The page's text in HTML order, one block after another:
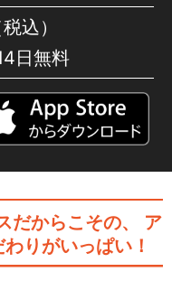
ジカル『刀剣乱舞』 in
社
ジカル『刀剣乱舞』
光 単騎出陣2…
カル『刀剣乱舞』 ～
のどもがゆめ…
込）
日無料
からこその、
ア
りがいっぱい！